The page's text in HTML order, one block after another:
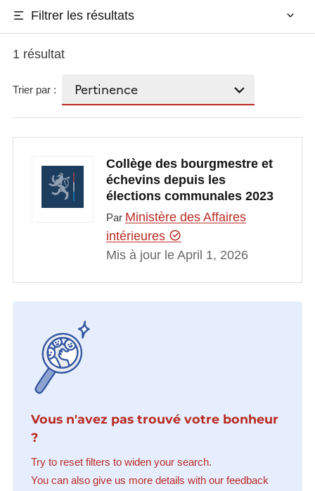
Filtrer les résultats
1 résultat
Trier par :
Collège des bourgmestre et
échevins depuis les
élections communales 2023
Par Ministère des Affaires
intérieures
Mis à jour le April 1, 2026
Vous n'avez pas trouvé votre bonheur
?
Try to reset filters to widen your search.
You can also give us more details with our feedback